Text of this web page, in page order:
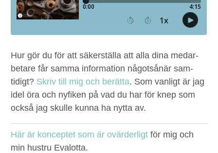
Hur gör du för att säk­er­stäl­la att alla dina medar­
betare får sam­ma infor­ma­tion något­sånär sam­
tidigt? Skriv till mig och berät­ta. Som van­ligt är jag
idel öra och nyfiken på vad du har för knep som
ock­så jag skulle kun­na ha nyt­ta av.
Här är kon­ceptet som är ovärderligt för mig och
min hus­tru Evalotta.